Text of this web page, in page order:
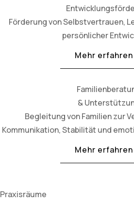
Förderung von Selbstvertrauen,
persönlicher
Mehr erfahren
&
Begleitung von Familien zur
Kommunikation, Stabilität und
Mehr erfahren
Praxisräume